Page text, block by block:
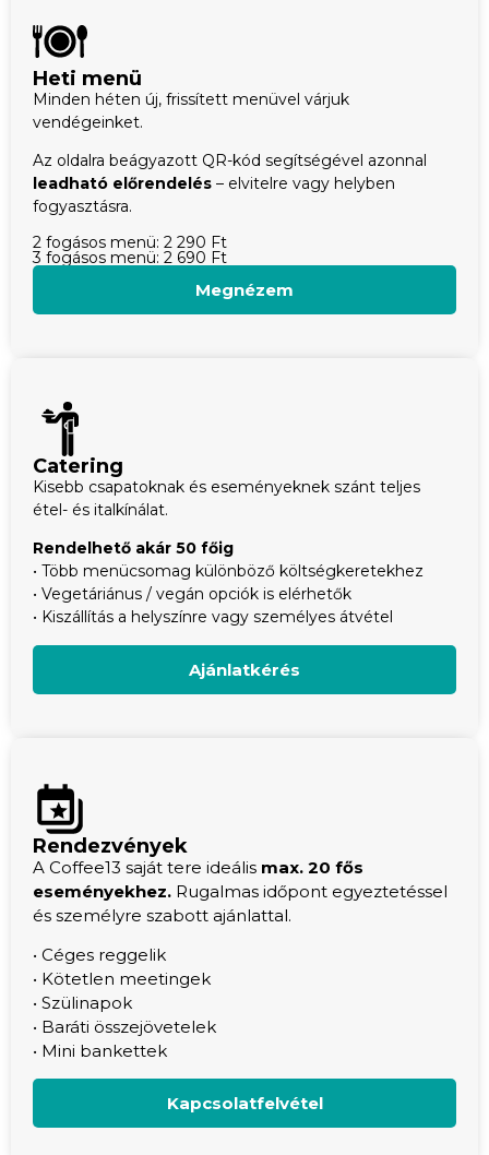
Heti menü
Minden héten új, frissített menüvel várjuk
vendégeinket.
Az oldalra beágyazott QR-kód segítségével azonnal
leadható előrendelés – elvitelre vagy helyben
fogyasztásra.
2 fogásos menü: 2 290 Ft
3 fogásos menü: 2 690 Ft
Megnézem
Catering
Kisebb csapatoknak és eseményeknek szánt teljes
étel- és italkínálat.
Rendelhető akár 50 főig
• Több menücsomag különböző költségkeretekhez
• Vegetáriánus / vegán opciók is elérhetők
• Kiszállítás a helyszínre vagy személyes átvétel
Ajánlatkérés
Rendezvények
A Coffee13 saját tere ideális max. 20 fős
eseményekhez. Rugalmas időpont egyeztetéssel
és személyre szabott ajánlattal.
• Céges reggelik
• Kötetlen meetingek
• Szülinapok
• Baráti összejövetelek
• Mini bankettek
Kapcsolatfelvétel